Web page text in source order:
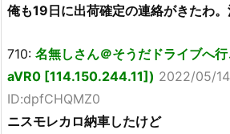
俺も19日に出荷確定の連絡がきたわ
710: 名無しさん＠そうだドライブへ
aVR0 [114.150.244.11]) 2022/05/
ID:dpfCHQMZ0
ニスモレカロ納車したけど